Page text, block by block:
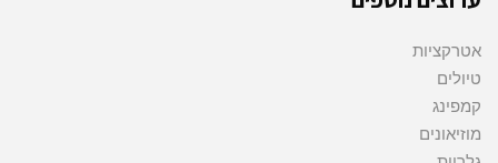
אטרקציות
טיולים
קמפינג
מוזיאונים